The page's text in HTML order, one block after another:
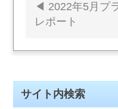
投
ビ
2022年5月プ
レポート
サイト内検索